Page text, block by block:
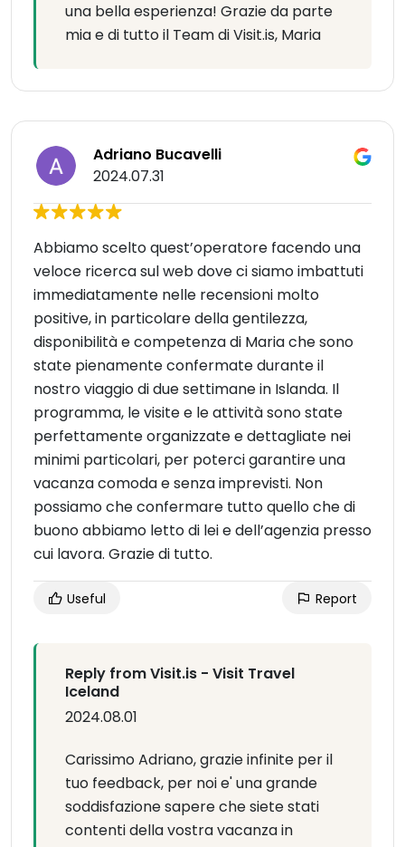
una bella esperienza! Grazie da parte
mia e di tutto il Team di Visit.is, Maria
Adriano Bucavelli
2024.07.31
Abbiamo scelto quest’operatore facendo una
veloce ricerca sul web dove ci siamo imbattuti
immediatamente nelle recensioni molto
positive, in particolare della gentilezza,
disponibilità e competenza di Maria che sono
state pienamente confermate durante il
nostro viaggio di due settimane in Islanda. Il
programma, le visite e le attività sono state
perfettamente organizzate e dettagliate nei
minimi particolari, per poterci garantire una
vacanza comoda e senza imprevisti. Non
possiamo che confermare tutto quello che di
buono abbiamo letto di lei e dell’agenzia presso
cui lavora. Grazie di tutto.
Useful Report
Reply from Visit.is - Visit Travel
Iceland
2024.08.01
Carissimo Adriano, grazie infinite per il
tuo feedback, per noi e' una grande
soddisfazione sapere che siete stati
contenti della vostra vacanza in